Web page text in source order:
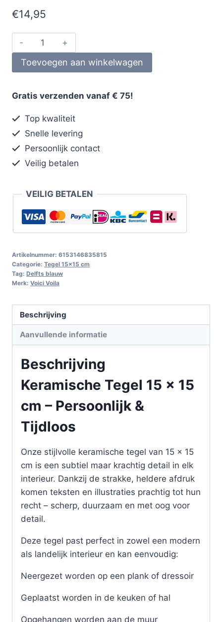
€14,95
Toevoegen aan winkelwagen
Gratis verzenden vanaf € 75!
Top kwaliteit
Snelle levering
Persoonlijk contact
Veilig betalen
VEILIG BETALEN
Artikelnummer: 6153146835815
Categorie: Tegel 15x15 cm
Tag: Delfts blauw
Merk: Voici Voila
Beschrijving
Aanvullende informatie
Beschrijving
Keramische Tegel 15 x 15
cm – Persoonlijk &
Tijdloos
Onze stijlvolle keramische tegel van 15 x 15
cm is een subtiel maar krachtig detail in elk
interieur. Dankzij de strakke, heldere afdruk
komen teksten en illustraties prachtig tot hun
recht – scherp, duurzaam en met oog voor
detail.
Deze tegel past perfect in zowel een modern
als landelijk interieur en kan eenvoudig:
Neergezet worden op een plank of dressoir
Geplaatst worden in de keuken of hal
Opgehangen worden aan de muur